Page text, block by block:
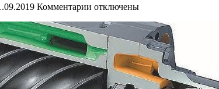
Комментарии
к
Каким
бывает
современное
винтовое
компрессорное
оборудование?
отключены